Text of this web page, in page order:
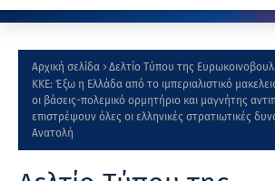
Αρχική σελίδα
Δελτίο Τύπου της
ΚΚΕ: Έξω η Ελλάδα από το ιμπεριαλιστικό
οι βάσεις-πολεμικό ορμητήριο και μαγνήτης
επιστρέψουν όλες οι ελληνικές στρατιωτικές
Ανατολή